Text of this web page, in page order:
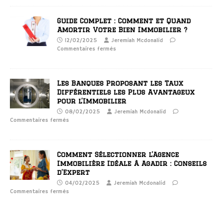
Guide Complet : Comment et Quand
Amortir Votre Bien Immobilier ?
12/02/2025
Jeremiah Mcdonalid
Commentaires fermés
Les Banques Proposant les Taux
Différentiels les Plus Avantageux
pour l’Immobilier
08/02/2025
Jeremiah Mcdonalid
Commentaires fermés
Comment Sélectionner l’Agence
Immobilière Idéale à Agadir : Conseils
d’Expert
04/02/2025
Jeremiah Mcdonalid
Commentaires fermés